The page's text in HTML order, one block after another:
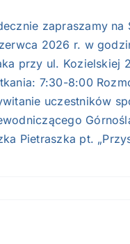
zapraszamy
2026 r. w
przy ul. Kozielskiej
7:30-8:00
uczestników
Pietraszka pt.